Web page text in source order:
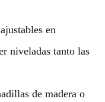
en
niveladas tanto las
de madera o